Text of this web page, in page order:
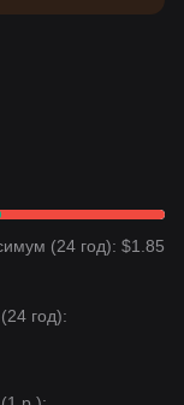
(24 год): $1.85
год):